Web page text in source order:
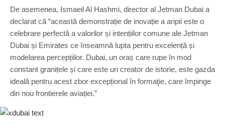
De asemenea, Ismaeil Al Hashmi, director al Jetman Dubai a
declarat că “această demonstrație de inovație a aripii este o
celebrare perfectă a valorilor și intențiilor comune ale Jetman
Dubai și Emirates ce înseamnă lupta pentru excelență și
modelarea percepțiilor. Dubai, un oraș care rupe în mod
constant granițele și care este un creator de istorie, este gazda
ideală pentru acest zbor excepțional în formaţie, care împinge
din nou frontierele aviației.”